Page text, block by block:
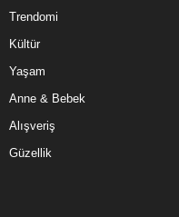
Trendomi
Kültür
Yaşam
Anne & Bebek
Alışveriş
Güzellik